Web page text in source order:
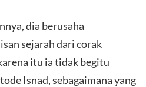
dia berusaha
sejarah dari corak
itu ia tidak begitu
Isnad, sebagaimana yang